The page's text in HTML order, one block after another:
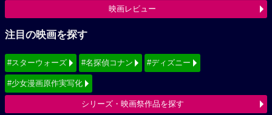
映画レビュー
注目の映画を探す
#スターウォーズ #名探偵コナン #ディズニー
#少女漫画原作実写化
シリーズ・映画祭作品を探す